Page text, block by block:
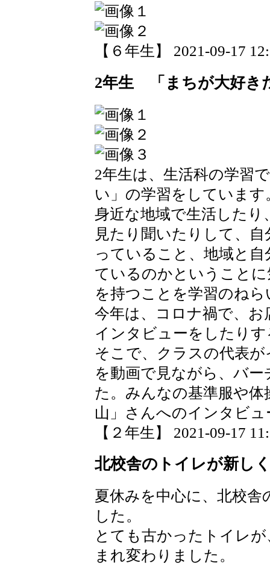
【６年生】 2021-09-17
2年生 「まちが大好き
2年生は、生活科の学習
い」の学習をしています
身近な地域で生活した
見たり聞いたりして、
っていること、地域と
ているのかということ
を持つことを学習のね
今年は、コロナ禍で、
インタビューをしたり
そこで、クラスの代表
を動画で見ながら、バ
た。みんなの基準服や
山」さんへのインタビ
【２年生】 2021-09-17
北校舎のトイレが新し
夏休みを中心に、北校
した。
とても古かったトイレ
まれ変わりました。